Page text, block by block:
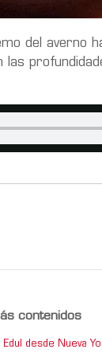
del averno
contenidos
Edul desde Nueva